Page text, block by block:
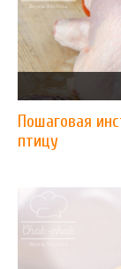
Пошаговая
птицу